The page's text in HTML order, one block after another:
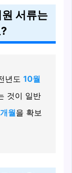
서류는
년도10월
것이 일반
월을 확보